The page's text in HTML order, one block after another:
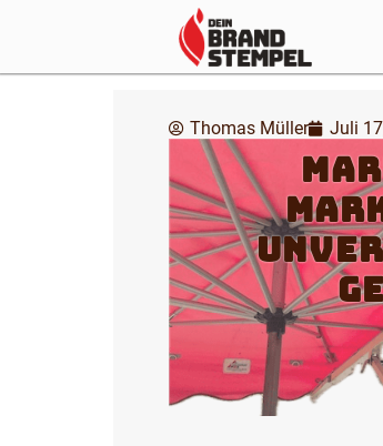
Thomas Müller Juli